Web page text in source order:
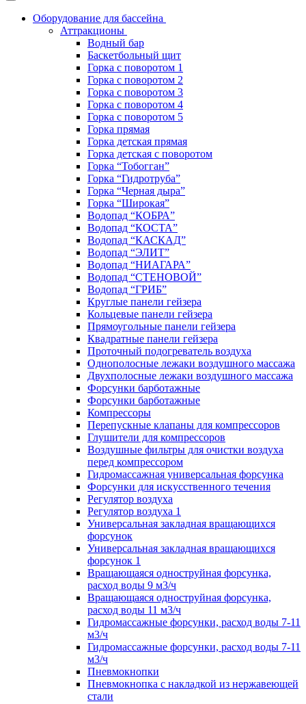
Оборудование для бассейна
Аттракционы
Водный бар
Баскетбольный щит
Горка с поворотом 1
Горка с поворотом 2
Горка с поворотом 3
Горка с поворотом 4
Горка с поворотом 5
Горка прямая
Горка детская прямая
Горка детская с поворотом
Горка “Тобогган”
Горка “Гидротруба”
Горка “Черная дыра”
Горка “Широкая”
Водопад “КОБРА”
Водопад “КОСТА”
Водопад “КАСКАД”
Водопад “ЭЛИТ”
Водопад “НИАГАРА”
Водопад “СТЕНОВОЙ”
Водопад “ГРИБ”
Круглые панели гейзера
Кольцевые панели гейзера
Прямоугольные панели гейзера
Квадратные панели гейзера
Проточный подогреватель воздуха
Однополосные лежаки воздушного массажа
Двухполосные лежаки воздушного массажа
Форсунки барботажные
Форсунки барботажные
Компрессоры
Перепускные клапаны для компрессоров
Глушители для компрессоров
Воздушные фильтры для очистки воздуха
перед компрессором
Гидромассажная универсальная форсунка
Форсунки для искусственного течения
Регулятор воздуха
Регулятор воздуха 1
Универсальная закладная вращающихся
форсунок
Универсальная закладная вращающихся
форсунок 1
Вращающаяся одноструйная форсунка,
расход воды 9 м3/ч
Вращающаяся одноструйная форсунка,
расход воды 11 м3/ч
Гидромассажные форсунки, расход воды 7-11
м3/ч
Гидромассажные форсунки, расход воды 7-11
м3/ч
Пневмокнопки
Пневмокнопка с накладкой из нержавеющей
стали